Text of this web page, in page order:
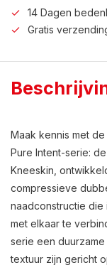
14 Dagen
Gratis
Maak kennis met
Pure Intent-serie:
Kneeskin,
compressieve
naadconstructie
met elkaar te
serie een
textuur zijn gericht